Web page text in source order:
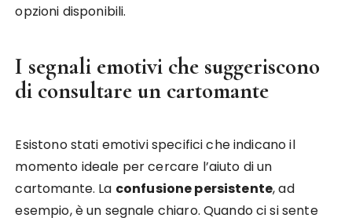
opzioni disponibili.
I segnali emotivi che suggeriscono
di consultare un cartomante
Esistono stati emotivi specifici che indicano il
momento ideale per cercare l’aiuto di un
cartomante. La confusione persistente, ad
esempio, è un segnale chiaro. Quando ci si sente